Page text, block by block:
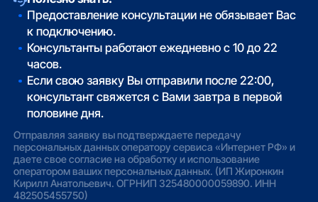
Предоставление консультации не обязывает Вас
к подключению.
Консультанты работают ежедневно с 10 до 22
часов.
Если свою заявку Вы отправили после 22:00,
консультант свяжется с Вами завтра в первой
половине дня.
Отправляя заявку вы подтверждаете передачу
персональных данных оператору сервиса «Интернет РФ» и
даете свое согласие на обработку и использование
оператором ваших персональных данных. (ИП Жиронкин
Кирилл Анатольевич. ОГРНИП 325480000059890. ИНН
482505455750)